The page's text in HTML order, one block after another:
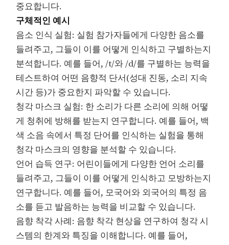
중요합니다.
구체적인 예시
음소 인식 실험: 실험 참가자들에게 다양한 음소를
들려주고, 그들이 이를 어떻게 인식하고 구별하는지
분석합니다. 예를 들어, /t/와 /d/를 구별하는 능력을
테스트하여 어떤 음향적 단서(성대 진동, 소리 지속
시간 등)가 중요한지 파악할 수 있습니다.
청각 마스크 실험: 한 소리가 다른 소리에 의해 어떻
게 청취에 방해를 받는지 연구합니다. 예를 들어, 백
색 소음 속에서 특정 단어를 인식하는 실험을 통해
청각 마스크의 영향을 분석할 수 있습니다.
언어 습득 연구: 어린이들에게 다양한 언어 소리를
들려주고, 그들이 이를 어떻게 인식하고 모방하는지
연구합니다. 예를 들어, 모국어와 외국어의 특정 음
소를 듣고 발음하는 능력을 비교할 수 있습니다.
음향 착각 사례: 음향 착각 현상을 연구하여 청각 시
스템의 한계와 특징을 이해합니다. 예를 들어,